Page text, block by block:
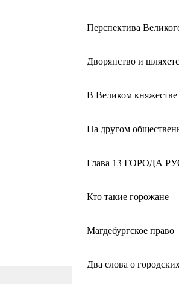
Перспектива
Дворянство и
В Великом княжестве
На другом
Глава 13 ГОРОДА
Кто такие горожане
Магдебургское право
Два слова о